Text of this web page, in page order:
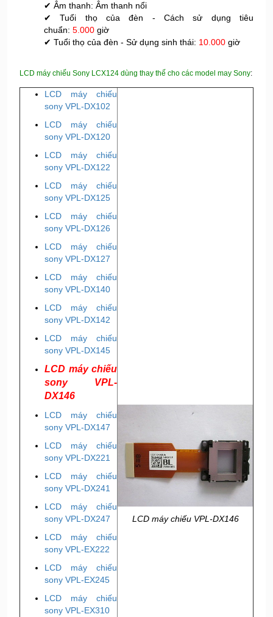
✔ Âm thanh: Âm thanh nổi
✔ Tuổi thọ của đèn - Cách sử dụng tiêu
chuẩn: 5.000 giờ
✔ Tuổi thọ của đèn - Sử dụng sinh thái: 10.000 giờ
LCD máy chiếu Sony LCX124 dùng thay thế cho các model may Sony:
LCD máy chiếu
sony VPL-DX102
LCD máy chiếu
sony VPL-DX120
LCD máy chiếu
sony VPL-DX122
LCD máy chiếu
sony VPL-DX125
LCD máy chiếu
sony VPL-DX126
LCD máy chiếu
sony VPL-DX127
LCD máy chiếu
sony VPL-DX140
LCD máy chiếu
sony VPL-DX142
LCD máy chiếu
sony VPL-DX145
LCD máy chiếu
sony VPL-
DX146
LCD máy chiếu
sony VPL-DX147
LCD máy chiếu
sony VPL-DX221
LCD máy chiếu
sony VPL-DX241
LCD máy chiếu
sony VPL-DX247
LCD máy chiếu
sony VPL-EX222
LCD máy chiếu
sony VPL-EX245
LCD máy chiếu
sony VPL-EX310
LCD máy chiếu VPL-DX146